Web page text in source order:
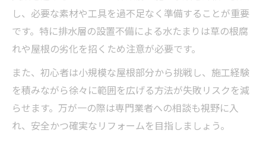
し、必要な素材や工具を過不足なく準備することが重要
です。特に排水層の設置不備による水たまりは草の根腐
れや屋根の劣化を招くため注意が必要です。
また、初心者は小規模な屋根部分から挑戦し、施工経験
を積みながら徐々に範囲を広げる方法が失敗リスクを減
らせます。万が一の際は専門業者への相談も視野に入
れ、安全かつ確実なリフォームを目指しましょう。